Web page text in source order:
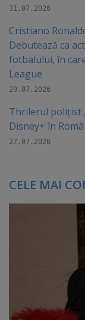
31.07.2026
Cristiano
Debutează ca
fotbalului, în
League
29.07.2026
Thrilerul polițist
Disney+ în
27.07.2026
CELE MAI